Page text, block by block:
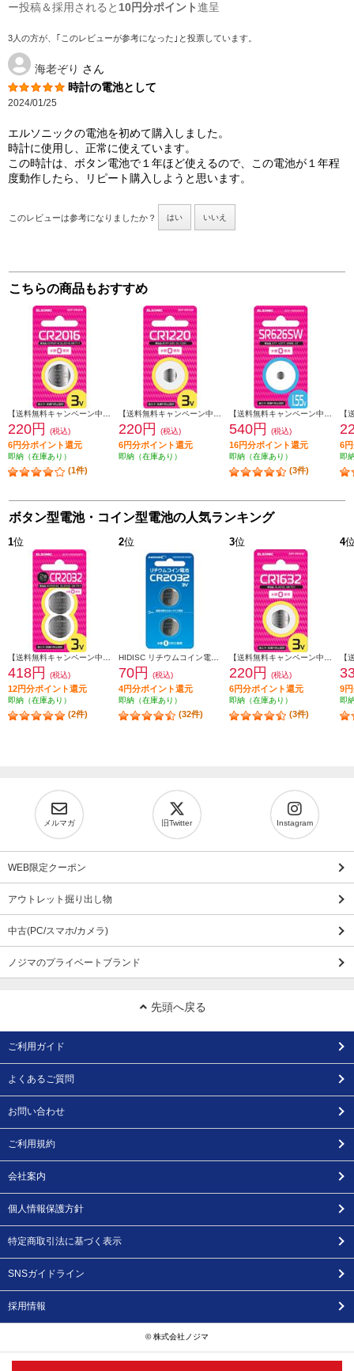
ー投稿＆採用されると 10円分ポイント進呈
3人の方が、｢このレビューが参考になった｣と投票しています。
海老ぞり さん
時計の電池として
2024/01/25
エルソニックの電池を初めて購入しました。
時計に使用し、正常に使えています。
この時計は、ボタン電池で１年ほど使えるので、この電池が１年程
度動作したら、リピート購入しようと思います。
このレビューは参考になりましたか？ はい いいえ
こちらの商品もおすすめ
220円 (税込)
6円分ポイント還元
即納（在庫あり）
(1件)
220円 (税込)
6円分ポイント還元
即納（在庫あり）
540円 (税込)
16円分ポイント還元
即納（在庫あり）
(3件)
6
即
ボタン型電池・コイン型電池の人気ランキング
1位
418円 (税込)
12円分ポイント還元
即納（在庫あり）
(2件)
2位
70円 (税込)
4円分ポイント還元
即納（在庫あり）
(32件)
3位
220円 (税込)
6円分ポイント還元
即納（在庫あり）
(3件)
4
9
即
メルマガ 旧Twitter Instagram
WEB限定クーポン
アウトレット掘り出し物
中古(PC/スマホ/カメラ)
ノジマのプライベートブランド
先頭へ戻る
ご利用ガイド
よくあるご質問
お問い合わせ
ご利用規約
会社案内
個人情報保護方針
特定商取引法に基づく表示
SNSガイドライン
採用情報
© 株式会社ノジマ